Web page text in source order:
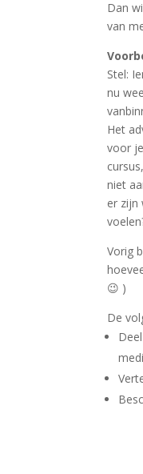
Dan
van
Stel:
nu
Het
voor
niet
er zijn
Vorig
😉 )
De